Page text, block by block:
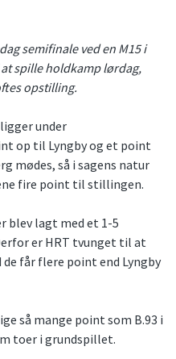
semifinale ved en M15 i
spille holdkamp lørdag,
opstilling.
under
op til Lyngby og et point
mødes, så i sagens natur
fire point til stillingen.
blev lagt med et 1-5
er HRT tvunget til at
får flere point end Lyngby
så mange point som B.93 i
toer i grundspillet.